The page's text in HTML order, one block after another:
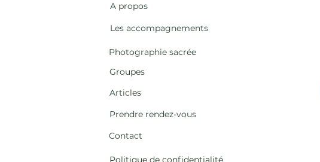
A propos
Les accompagnements
Photographie sacrée
Groupes
Articles
Prendre rendez-vous
Contact
Politique de confidentialité